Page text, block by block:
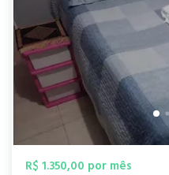
R$ 1.350,00 por mês